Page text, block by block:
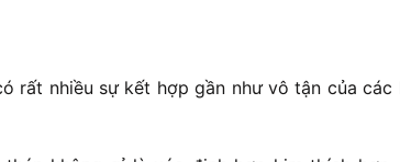
rất nhiều sự kết hợp gần như vô tận của các